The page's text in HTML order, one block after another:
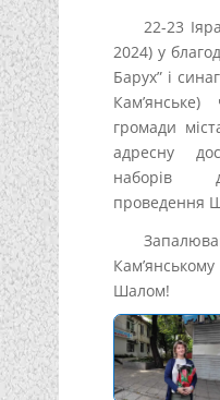
22-23
2024) у
Барух” і
Кам’янське)
громади
адресну
наборів
проведення
Шалом!